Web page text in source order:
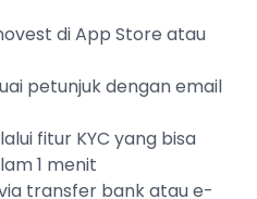
di App Store atau
petunjuk dengan email
fitur KYC yang bisa
1 menit
transfer bank atau e-